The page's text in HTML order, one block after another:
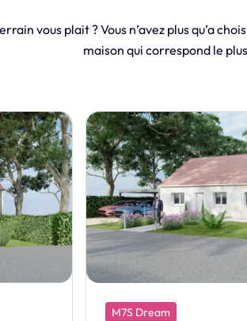
vous plait ? Vous n’avez plus qu’a
maison qui correspond le
M7S Exclusive